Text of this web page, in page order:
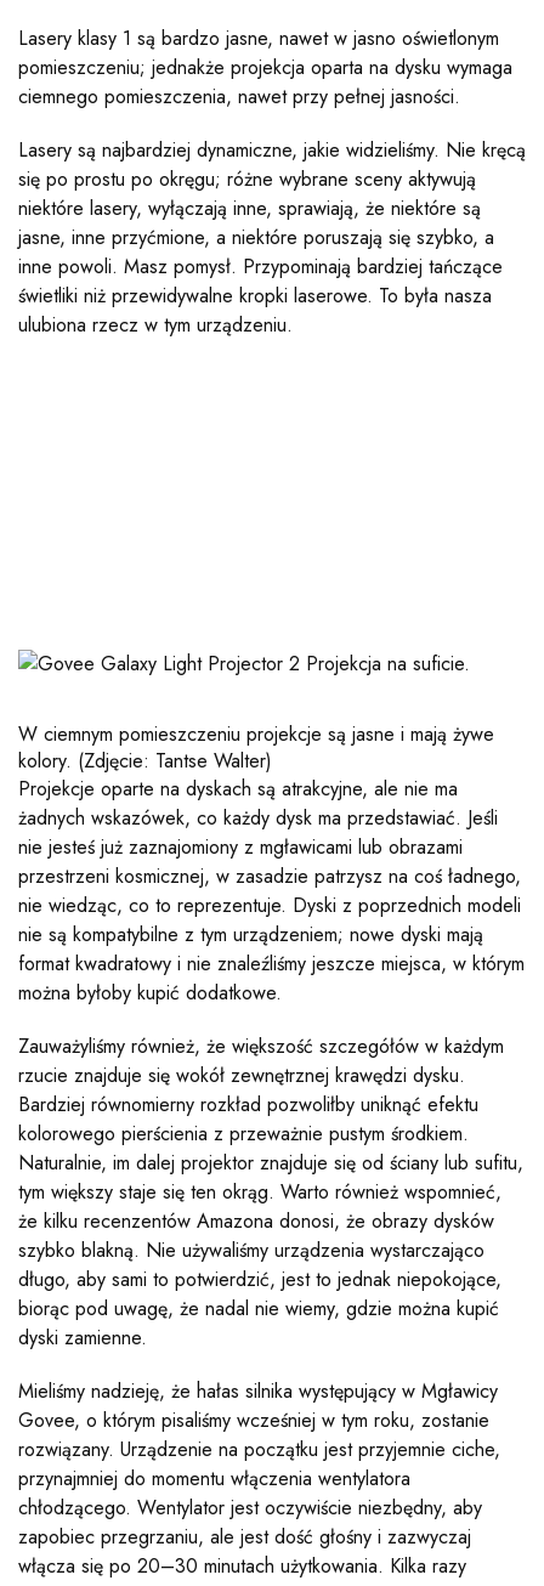
Lasery klasy 1 są bardzo jasne, nawet w jasno oświetlonym
pomieszczeniu; jednakże projekcja oparta na dysku wymaga
ciemnego pomieszczenia, nawet przy pełnej jasności.
Lasery są najbardziej dynamiczne, jakie widzieliśmy. Nie kręcą
się po prostu po okręgu; różne wybrane sceny aktywują
niektóre lasery, wyłączają inne, sprawiają, że niektóre są
jasne, inne przyćmione, a niektóre poruszają się szybko, a
inne powoli. Masz pomysł. Przypominają bardziej tańczące
świetliki niż przewidywalne kropki laserowe. To była nasza
ulubiona rzecz w tym urządzeniu.
W ciemnym pomieszczeniu projekcje są jasne i mają żywe
kolory. (Zdjęcie: Tantse Walter)
Projekcje oparte na dyskach są atrakcyjne, ale nie ma
żadnych wskazówek, co każdy dysk ma przedstawiać. Jeśli
nie jesteś już zaznajomiony z mgławicami lub obrazami
przestrzeni kosmicznej, w zasadzie patrzysz na coś ładnego,
nie wiedząc, co to reprezentuje. Dyski z poprzednich modeli
nie są kompatybilne z tym urządzeniem; nowe dyski mają
format kwadratowy i nie znaleźliśmy jeszcze miejsca, w którym
można byłoby kupić dodatkowe.
Zauważyliśmy również, że większość szczegółów w każdym
rzucie znajduje się wokół zewnętrznej krawędzi dysku.
Bardziej równomierny rozkład pozwoliłby uniknąć efektu
kolorowego pierścienia z przeważnie pustym środkiem.
Naturalnie, im dalej projektor znajduje się od ściany lub sufitu,
tym większy staje się ten okrąg. Warto również wspomnieć,
że kilku recenzentów Amazona donosi, że obrazy dysków
szybko blakną. Nie używaliśmy urządzenia wystarczająco
długo, aby sami to potwierdzić, jest to jednak niepokojące,
biorąc pod uwagę, że nadal nie wiemy, gdzie można kupić
dyski zamienne.
Mieliśmy nadzieję, że hałas silnika występujący w Mgławicy
Govee, o którym pisaliśmy wcześniej w tym roku, zostanie
rozwiązany. Urządzenie na początku jest przyjemnie ciche,
przynajmniej do momentu włączenia wentylatora
chłodzącego. Wentylator jest oczywiście niezbędny, aby
zapobiec przegrzaniu, ale jest dość głośny i zazwyczaj
włącza się po 20–30 minutach użytkowania. Kilka razy